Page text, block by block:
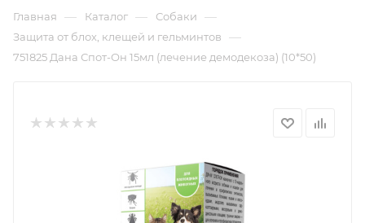
Главная — Каталог — Собаки —
Защита от блох, клещей и гельминтов —
751825 Дана Спот-Он 15мл (лечение демодекоза) (10*50)